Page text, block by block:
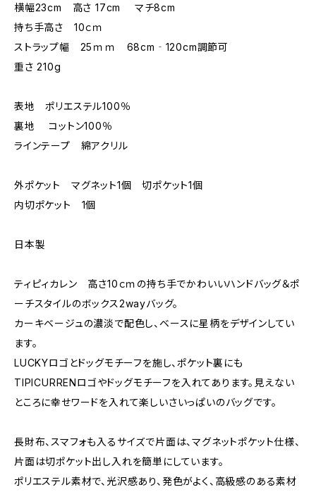
横幅23cm 高さ 17cm マチ8cm
持ち手高さ 10ｃｍ
ストラップ幅 25ｍｍ 68cm‐120cm調節可
重さ 210g
表地 ポリエステル100％
裏地 コットン100％
ラインテープ 綿アクリル
外ポケット マグネット1個 切ポケット1個
内切ポケット 1個
日本製
ティピィカレン 高さ10ｃｍの持ち手でかわいいハンドバッグ＆ポ
ーチスタイルのボックス2wayバッグ。
カーキベージュの濃淡で配色し、ベースに星柄をデザインしてい
ます。
LUCKYロゴとドッグモチーフを施し、ポケット裏にも
TIPICURRENロゴやドッグモチーフを入れてあります。見えない
ところに幸せワードを入れて楽しいさいっぱいのバッグです。
長財布、スマフォも入るサイズで片面は、マグネットポケット仕様、
片面は切ポケット出し入れを簡単にしています。
ポリエステル素材で、光沢感あり、発色がよく、高級感のある素材